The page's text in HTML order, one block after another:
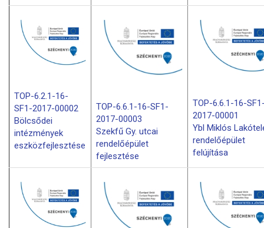
TOP-6.2.1-16-
SF1-2017-00002
Bölcsődei
intézmények
eszközfejlesztése
TOP-6.6.1-16-SF1-
2017-00003
Szekfű Gy. utcai
rendelőépület
fejlesztése
TOP-6.6.1-16-
2017-00001
Ybl Miklós
rendelőépület
felújítása